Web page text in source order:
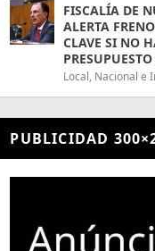
FISCALÍA DE
ALERTA
CLAVE SI NO
Local, Nacional e
PUBLICIDAD